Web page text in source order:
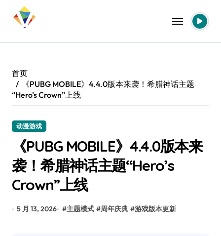
首页
《PUBG MOBILE》4.4.0版本来袭！希腊神话主题
“Hero’s Crown”上线
动漫游戏
《PUBG MOBILE》4.4.0版本来
袭！希腊神话主题“Hero’s
Crown”上线
5 月 13, 2026 #主题模式 #周年庆典 #游戏版本更新